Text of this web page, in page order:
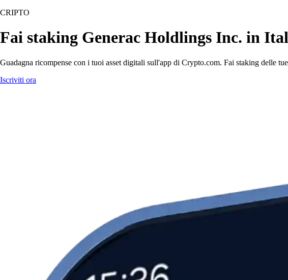
CRIPTO
Fai staking Generac Holdlings Inc. in
Guadagna ricompense con i tuoi asset digitali sull'app di Crypto.com. Fai staking delle
Iscriviti ora